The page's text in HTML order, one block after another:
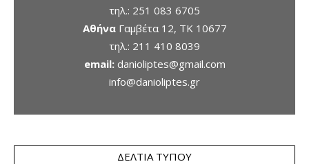
τηλ.: 251 083 6705
ΑθήναΓαμβέτα 12, ΤΚ 10677
τηλ.: 211 410 8039
email: danioliptes@gmail.com
info@danioliptes.gr
ΔΕΛΤΊΑ ΤΎΠΟΥ